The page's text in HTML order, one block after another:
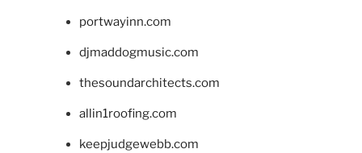
portwayinn.com
djmaddogmusic.com
thesoundarchitects.com
allin1roofing.com
keepjudgewebb.com